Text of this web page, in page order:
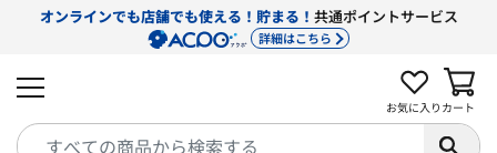
オンラインでも店舗でも使える！貯まる！ 共通ポイントサービス
詳細はこちら
お気に入り カート